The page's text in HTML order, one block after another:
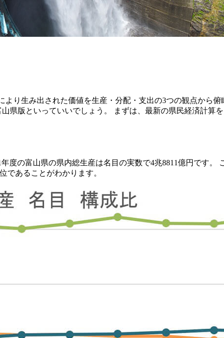
り生み出された価値を生産・分配・支出の3つの観点から
県版といっていいでしょう。 まずは、最新の県民経済計算
の富山県の県内総生産は名目の実数で4兆8811億円です。
であることがわかります。